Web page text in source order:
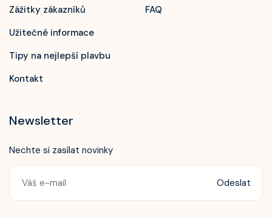
Zavolejte nám!
+420 603 172 604
Zážitky zákazníků
Užitečné informace
Tipy na nejlepší plavbu
Kontakt
FAQ
Newsletter
Nechte si zasílat novinky
Odeslat